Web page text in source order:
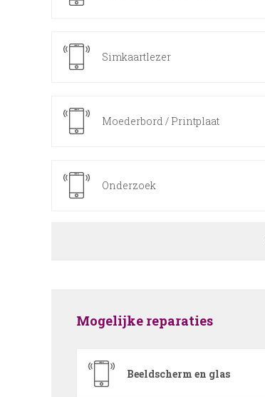
Simkaartlezer
Moederbord / Printplaat
Onderzoek
Mogelijke reparaties
Beeldscherm en glas